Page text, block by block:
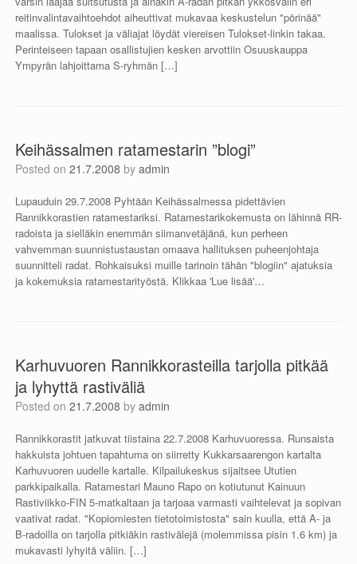
reitinvalintavaihtoehdot aiheuttivat mukavaa keskustelun "pörinää"
maalissa. Tulokset ja väliajat löydät viereisen Tulokset-linkin takaa.
Perinteiseen tapaan osallistujien kesken arvottiin Osuuskauppa
Ympyrän lahjoittama S-ryhmän […]
Keihässalmen ratamestarin ”blogi”
Posted on 21.7.2008 by admin
Lupauduin 29.7.2008 Pyhtään Keihässalmessa pidettävien
Rannikkorastien ratamestariksi. Ratamestarikokemusta on lähinnä RR-
radoista ja sielläkin enemmän siimanvetäjänä, kun perheen
vahvemman suunnistustaustan omaava hallituksen puheenjohtaja
suunnitteli radat. Rohkaisuksi muille tarinoin tähän "blogiin" ajatuksia
ja kokemuksia ratamestarityöstä. Klikkaa 'Lue lisää'…
Karhuvuoren Rannikkorasteilla tarjolla pitkää
ja lyhyttä rastiväliä
Posted on 21.7.2008 by admin
Rannikkorastit jatkuvat tiistaina 22.7.2008 Karhuvuoressa. Runsaista
hakkuista johtuen tapahtuma on siirretty Kukkarsaarengon kartalta
Karhuvuoren uudelle kartalle. Kilpailukeskus sijaitsee Ututien
parkkipaikalla. Ratamestari Mauno Rapo on kotiutunut Kainuun
Rastiviikko-FIN 5-matkaltaan ja tarjoaa varmasti vaihtelevat ja sopivan
vaativat radat. "Kopiomiesten tietotoimistosta" sain kuulla, että A- ja
B-radoilla on tarjolla pitkiäkin rastivälejä (molemmissa pisin 1.6 km) ja
mukavasti lyhyitä väliin. […]